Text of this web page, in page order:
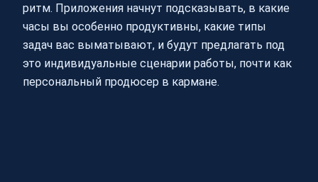
ритм. Приложения начнут подсказывать, в какие
часы вы особенно продуктивны, какие типы
задач вас выматывают, и будут предлагать под
это индивидуальные сценарии работы, почти как
персональный продюсер в кармане.